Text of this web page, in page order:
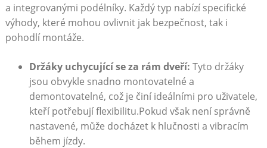
a ⁤integrovanými podélníky. Každý typ nabízí specifické
výhody, které mohou ovlivnit jak bezpečnost,⁤ tak i
pohodlí montáže.
Držáky uchycující se za rám dveří: Tyto držáky
jsou obvykle snadno montovatelné a
demontovatelné, ‌což je činí ideálními pro⁢ uživatele,
kteří potřebují ‍flexibilitu.Pokud⁤ však není správně
nastavené, může docházet k hlučnosti a vibracím
během jízdy.